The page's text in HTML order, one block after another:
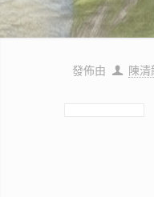
發佈由 陳